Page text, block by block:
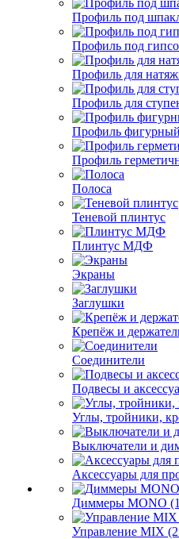
Профиль под
Профиль под
Профиль для
Профиль для
Профиль фигурный
Профиль
Полоса
Теневой плинтус
Плинтус МДФ
Экраны
Заглушки
Крепёж и
Соединители
Подвесы и
Углы, тройники,
Выключатели и
Аксессуары для
Диммеры MONO
Управление MIX (2